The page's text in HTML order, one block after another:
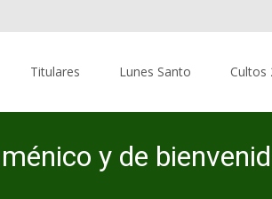
Titulares Lunes Santo Cultos
y de